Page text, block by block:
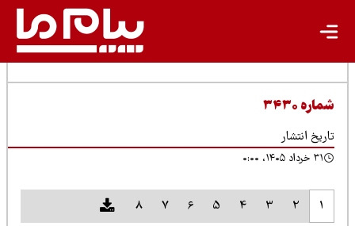
شماره ۳۴۳۰
تاریخ انتشار
۳۱ خرداد ۱۴۰۵، ۰:۰۰
1
2
3
4
5
6
7
8